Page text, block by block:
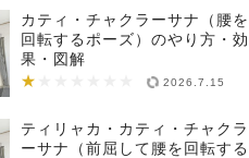
カティ・チャクラーサナ（腰を
回転するポーズ）のやり方・効
果・図解
★
★★★★★★★ 2026.7.15
ティリャカ・カティ・チャクラ
ーサナ（前屈して腰を回転する